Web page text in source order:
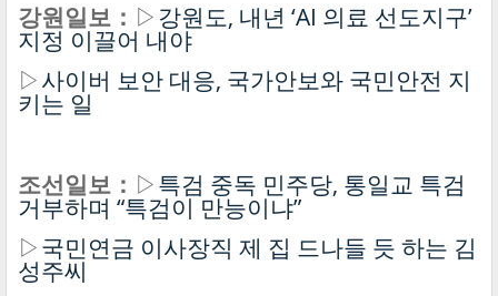
강원일보： ▷강원도, 내년 ‘AI 의료 선도지구’
지정 이끌어 내야
▷사이버 보안 대응, 국가안보와 국민안전 지
키는 일
조선일보： ▷특검 중독 민주당, 통일교 특검
거부하며 “특검이 만능이냐”
▷국민연금 이사장직 제 집 드나들 듯 하는 김
성주씨